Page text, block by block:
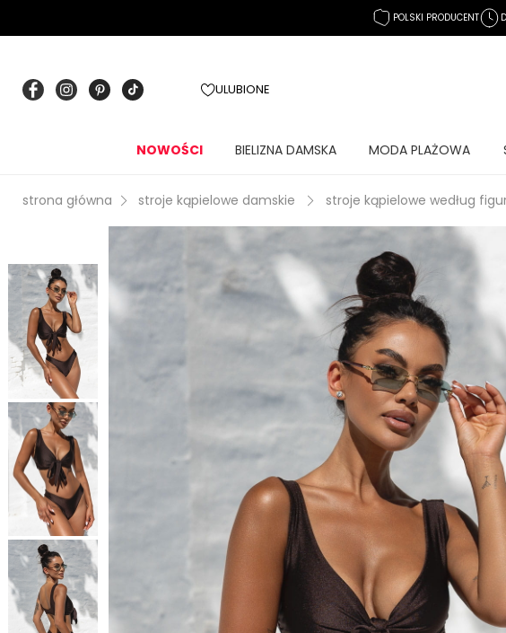
POLSKI PRODUCENT
ULUBIONE
NOWOŚCI BIELIZNA DAMSKA MODA PLAŻOWA
strona główna stroje kąpielowe damskie stroje kąpielowe według